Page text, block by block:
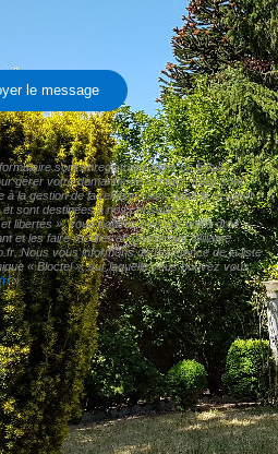
le message
sont enregistrées dans un fichier
gérer votre demande de contact. Elles sont
la gestion de la relation client dans le respect
sont destinées à nos conseillers
libertés », vous pouvez exercer votre droit
et les faire rectifier en contactant Willame
Nous vous informons de l'existence de la liste
« Bloctel », sur laquelle vous pouvez vous
»